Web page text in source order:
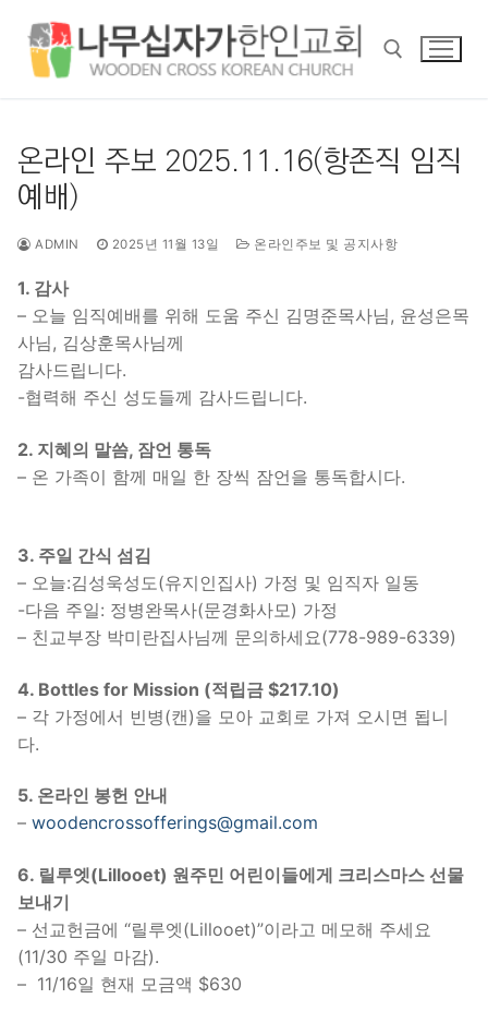
온라인 주보 2025.11.16(항존직 임직
예배)
ADMIN 2025년 11월 13일 온라인주보 및 공지사항
1. 감사
– 오늘 임직예배를 위해 도움 주신 김명준목사님, 윤성은목
사님, 김상훈목사님께
감사드립니다.
-협력해 주신 성도들께 감사드립니다.
2. 지혜의 말씀, 잠언 통독
– 온 가족이 함께 매일 한 장씩 잠언을 통독합시다.
3. 주일 간식 섬김
– 오늘:김성욱성도(유지인집사) 가정 및 임직자 일동
-다음 주일: 정병완목사(문경화사모) 가정
– 친교부장 박미란집사님께 문의하세요(778-989-6339)
4. Bottles for Mission (적립금 $217.10)
– 각 가정에서 빈병(캔)을 모아 교회로 가져 오시면 됩니
다.
5. 온라인 봉헌 안내
– woodencrossofferings@gmail.com
6. 릴루엣(Lillooet) 원주민 어린이들에게 크리스마스 선물
보내기
– 선교헌금에 “릴루엣(Lillooet)”이라고 메모해 주세요
(11/30 주일 마감).
– 11/16일 현재 모금액 $630